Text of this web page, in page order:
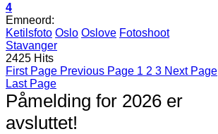
4
Emneord:
Ketilsfoto Oslo Oslove Fotoshoot
Stavanger
2425 Hits
First Page Previous Page 1 2 3 Next Page
Last Page
Påmelding for 2026 er
avsluttet!